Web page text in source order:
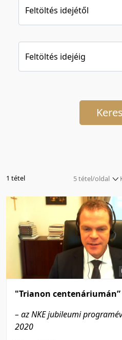
Feltöltés idejétől
Feltöltés idejéig
1 tétel
5 tétel/oldal
5 tétel/oldal
10 tétel/oldal
20 tétel/oldal
50 tétel/oldal
100 tétel/oldal
"Trianon centenáriumán”
– az NKE jubileumi
2020